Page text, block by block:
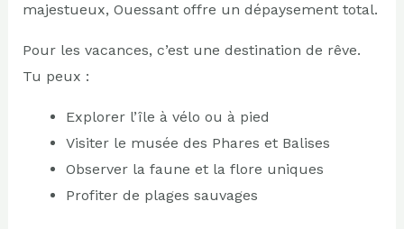
majestueux, Ouessant offre un dépaysement total.
Pour les vacances, c’est une destination de rêve.
Tu peux :
Explorer l’île à vélo ou à pied
Visiter le musée des Phares et Balises
Observer la faune et la flore uniques
Profiter de plages sauvages